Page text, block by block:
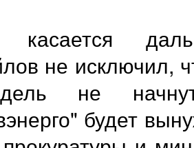
не исключил,
не
будет